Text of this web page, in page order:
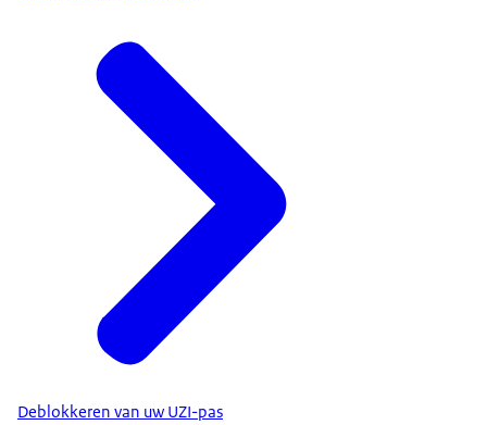
Deblokkeren van uw UZI-pas